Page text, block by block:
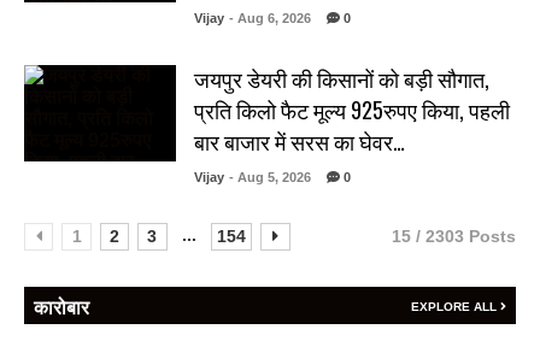
Vijay - Aug 6, 2026 0
जयपुर डेयरी की किसानों को बड़ी सौगात,
प्रति किलो फैट मूल्य 925रुपए किया, पहली
बार बाजार में सरस का घेवर…
Vijay - Aug 5, 2026 0
1 2 3 ... 154 15 / 2303 Posts
कारोबार EXPLORE ALL